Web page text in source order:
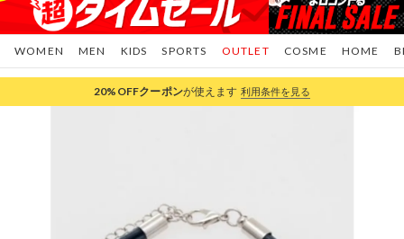
WOMEN MEN KIDS SPORTS COSME HOME
OUTLET
20%OFFクーポンが使えます 利用条件を見る